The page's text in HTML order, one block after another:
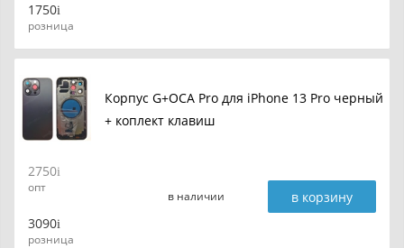
1750
розница
Корпус G+OCA Pro для iPhone 13 Pro черный
+ коплект клавиш
2750
опт
3090
розница
в наличии в корзину